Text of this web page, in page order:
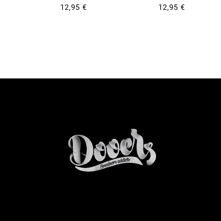
12,95 € 12,95 €